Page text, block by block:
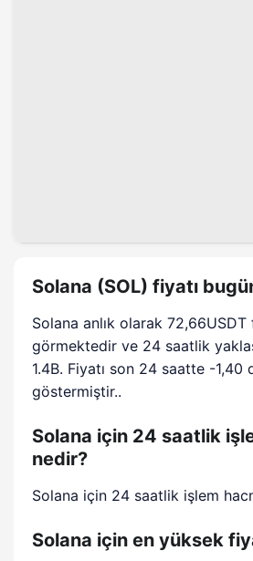
Solana (SOL) fiyatı
Solana anlık olarak 72,66USDT
görmektedir ve 24 saatlik
1.4B. Fiyatı son 24 saatte -1,40
göstermiştir..
Solana için 24 saatlik
nedir?
Solana için 24 saatlik işlem
Solana için en yüksek